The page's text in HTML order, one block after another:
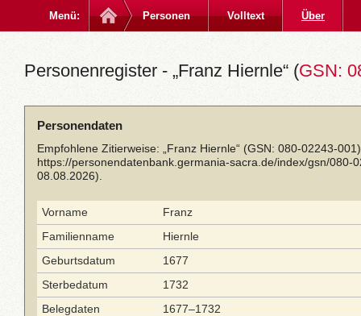
Menü: Personen Volltext Über
Personenregister - „Franz Hiernle“ (GSN:
Personendaten
Empfohlene Zitierweise: „Franz Hiernle“ (GSN: 080-02243-
https://personendatenbank.germania-sacra.de/index/gsn/080-
08.08.2026).
Vorname
Franz
Familienname
Hiernle
Geburtsdatum
1677
Sterbedatum
1732
Belegdaten
1677–1732